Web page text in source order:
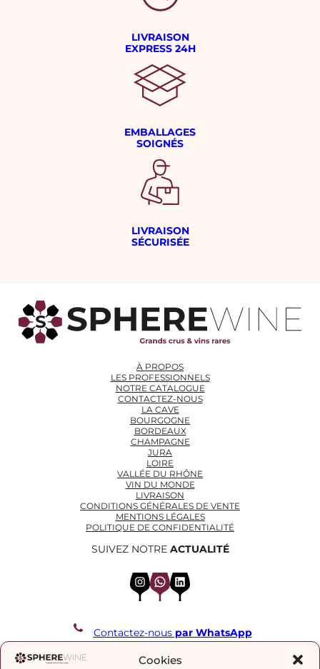
Cookies
LIVRAISON
EXPRESS 24H
EMBALLAGES
SOIGNÉS
LIVRAISON
SÉCURISÉE
À PROPOS
LES PROFESSIONNELS
NOTRE CATALOGUE
CONTACTEZ-NOUS
LA CAVE
BOURGOGNE
BORDEAUX
CHAMPAGNE
JURA
LOIRE
VALLÉE DU RHÔNE
VIN DU MONDE
LIVRAISON
CONDITIONS GÉNÉRALES DE VENTE
MENTIONS LÉGALES
POLITIQUE DE CONFIDENTIALITÉ
SUIVEZ NOTRE ACTUALITÉ
InstagramWhatsApp LinkedIn
Contactez-nous par WhatsApp
REJOIGNEZ NOTRE LISTE DE DIFFUSION